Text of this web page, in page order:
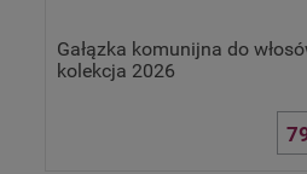
Gałązka komunijna do
kolekcja 2026